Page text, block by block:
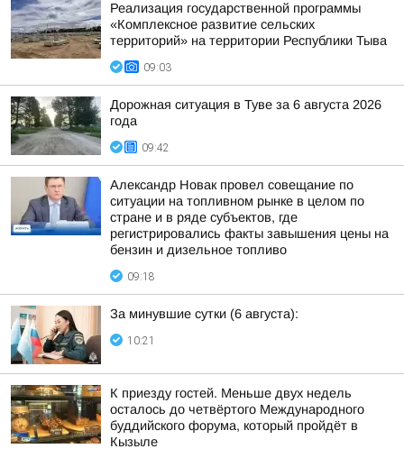
Реализация государственной программы
«Комплексное развитие сельских
территорий» на территории Республики Тыва
09:03
Дорожная ситуация в Туве за 6 августа 2026
года
09:42
Александр Новак провел совещание по
ситуации на топливном рынке в целом по
стране и в ряде субъектов, где
регистрировались факты завышения цены на
бензин и дизельное топливо
09:18
За минувшие сутки (6 августа):
10:21
К приезду гостей. Меньше двух недель
осталось до четвёртого Международного
буддийского форума, который пройдёт в
Кызыле